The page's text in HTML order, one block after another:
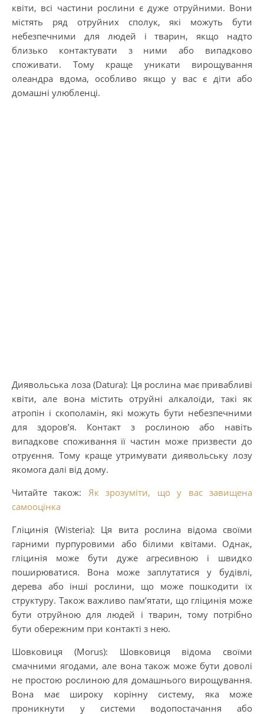
квіти, всі частини рослини є дуже отруйними. Вони
містять ряд отруйних сполук, які можуть бути
небезпечними для людей і тварин, якщо надто
близько контактувати з ними або випадково
споживати. Тому краще уникати вирощування
олеандра вдома, особливо якщо у вас є діти або
домашні улюбленці.
Диявольська лоза (Datura): Ця рослина має привабливі
квіти, але вона містить отруйні алкалоїди, такі як
атропін і скополамін, які можуть бути небезпечними
для здоров’я. Контакт з рослиною або навіть
випадкове споживання її частин може призвести до
отруєння. Тому краще утримувати диявольську лозу
якомога далі від дому.
Читайте також: Як зрозуміти, що у вас завищена
самооцінка
Гліцинія (Wisteria): Ця вита рослина відома своїми
гарними пурпуровими або білими квітами. Однак,
гліцинія може бути дуже агресивною і швидко
поширюватися. Вона може заплутатися у будівлі,
дерева або інші рослини, що може пошкодити їх
структуру. Також важливо пам’ятати, що гліцинія може
бути отруйною для людей і тварин, тому потрібно
бути обережним при контакті з нею.
Шовковиця (Morus): Шовковиця відома своїми
смачними ягодами, але вона також може бути доволі
не простою рослиною для домашнього вирощування.
Вона має широку корінну систему, яка може
проникнути у системи водопостачання або